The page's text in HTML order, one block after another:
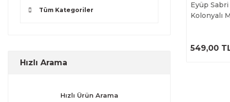
Tüm Kategoriler
Hızlı Arama
Hızlı Ürün Arama
Eyüp
Kolonyalı
549,00